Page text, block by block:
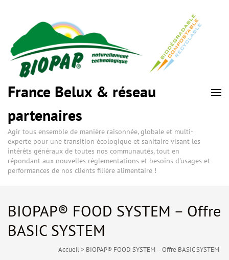
France Belux & réseau
partenaires
Agir tous ensemble de manière raisonnée, globale et multi-
experte pour une transition écologique et sanitaire visant les
intérêts généraux de toutes nos communautés, tout en
répondant aux nouvelles réglementations et besoins d'usages et
performances de nos clients filière alimentaire !
BIOPAP® FOOD SYSTEM – Offre
BASIC SYSTEM
Accueil> BIOPAP® FOOD SYSTEM – Offre BASIC SYSTEM